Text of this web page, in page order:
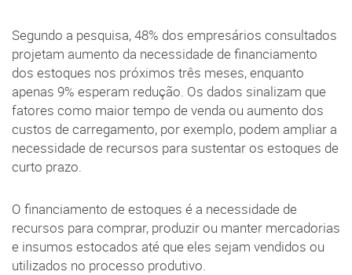
Segundo a pesquisa, 48% dos empresários consultados
projetam aumento da necessidade de financiamento
dos estoques nos próximos três meses, enquanto
apenas 9% esperam redução. Os dados sinalizam que
fatores como maior tempo de venda ou aumento dos
custos de carregamento, por exemplo, podem ampliar a
necessidade de recursos para sustentar os estoques de
curto prazo.
O financiamento de estoques é a necessidade de
recursos para comprar, produzir ou manter mercadorias
e insumos estocados até que eles sejam vendidos ou
utilizados no processo produtivo.